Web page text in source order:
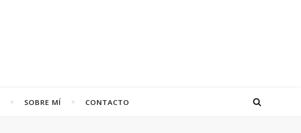
SOBRE MÍ CONTACTO